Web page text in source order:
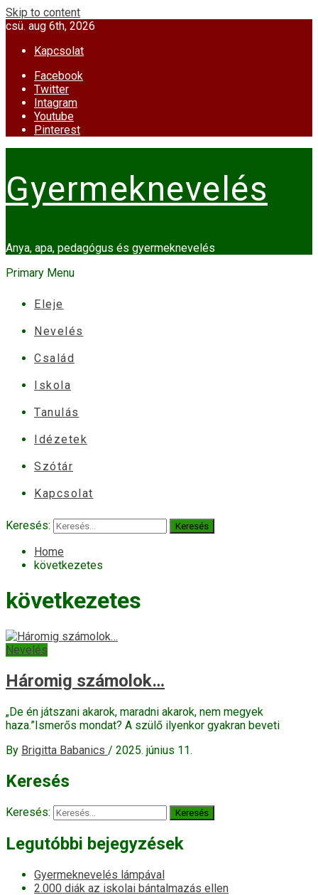
Skip to content
csü. aug 6th, 2026
Kapcsolat
Facebook
Twitter
Intagram
Youtube
Pinterest
Gyermeknevelés
Anya, apa, pedagógus és gyermeknevelés
Primary Menu
Eleje
Nevelés
Család
Iskola
Tanulás
Idézetek
Szótár
Kapcsolat
Keresés:
Home
következetes
következetes
Nevelés
Háromig számolok…
„De én játszani akarok, maradni akarok, nem megyek
haza.”Ismerős mondat? A szülő ilyenkor gyakran beveti
By Brigitta Babanics / 2025. június 11.
Keresés
Keresés:
Legutóbbi bejegyzések
Gyermeknevelés lámpával
2.000 diák az iskolai bántalmazás ellen